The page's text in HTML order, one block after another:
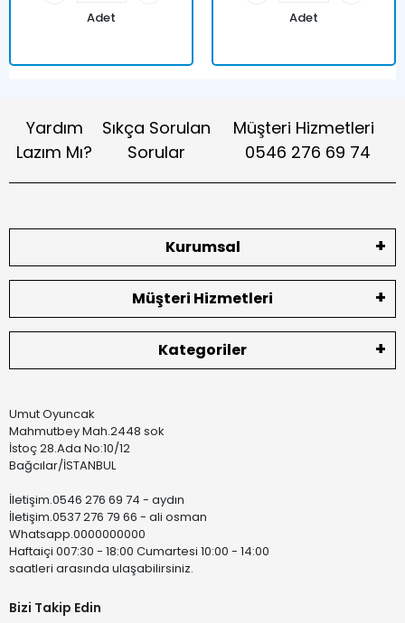
Adet Adet
Yardım
Lazım Mı?
Sıkça Sorulan
Sorular
Müşteri Hizmetleri
0546 276 69 74
Kurumsal
Müşteri Hizmetleri
Kategoriler
Umut Oyuncak
Mahmutbey Mah.2448 sok
İstoç 28.Ada No:10/12
Bağcılar/İSTANBUL
İletişim.0546 276 69 74 - aydın
İletişim.0537 276 79 66 - ali osman
Whatsapp.0000000000
Haftaiçi 007:30 - 18:00 Cumartesi 10:00 - 14:00
saatleri arasında ulaşabilirsiniz.
Bizi Takip Edin